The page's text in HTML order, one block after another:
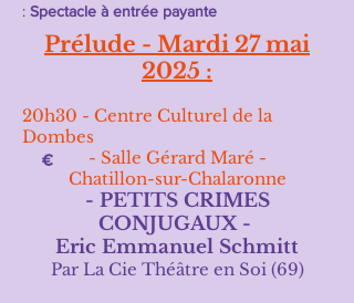
: Spectacle à entrée payante
Prélude - Mardi 27 mai
2025 :
20h30 - Centre Culturel de la
Dombes
- Salle Gérard Maré -
Chatillon-sur-Chalaronne
- PETITS CRIMES
CONJUGAUX -
Eric Emmanuel Schmitt
Par La Cie Théâtre en Soi (69)